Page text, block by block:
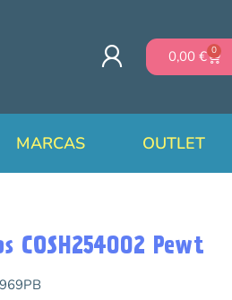
0,00 € 0
MARCAS OUTLET
COSH254002 Pewt